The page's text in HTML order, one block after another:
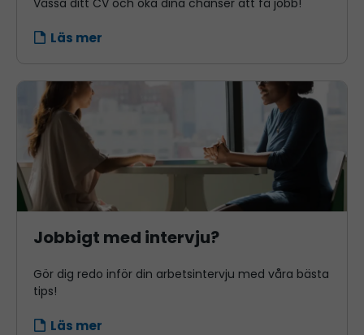
Vässa ditt CV och öka dina chanser att få jobb!
Läs mer
Jobbigt med intervju?
Gör dig redo inför din arbetsintervju med våra bästa
tips!
Läs mer